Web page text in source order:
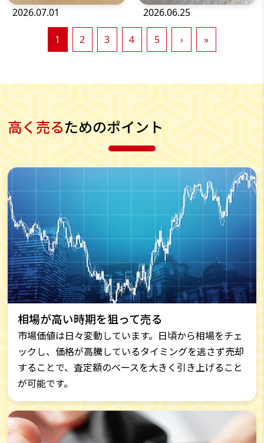
2026.07.01 2026.06.25
1 2 3 4 5 › »
高く売るためのポイント
相場が高い時期を狙って売る
市場価値は日々変動しています。日頃から相場をチェ
ックし、価格が高騰しているタイミングを逃さず売却
することで、査定額のベースを大きく引き上げること
が可能です。